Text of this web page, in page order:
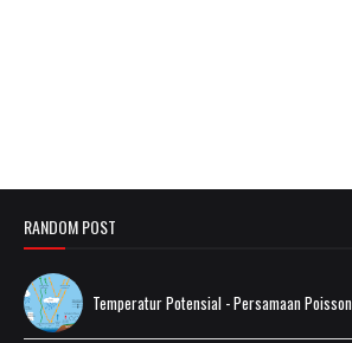
RANDOM POST
Temperatur Potensial - Persamaan Poisson